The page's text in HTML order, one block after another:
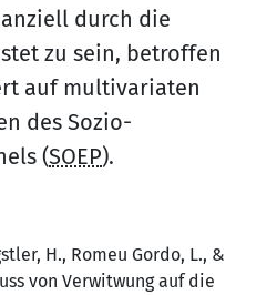
durch die
zu sein, betroffen
auf multivariaten
des Sozio-
(SOEP).
H., Romeu Gordo, L., &
von Verwitwung auf die